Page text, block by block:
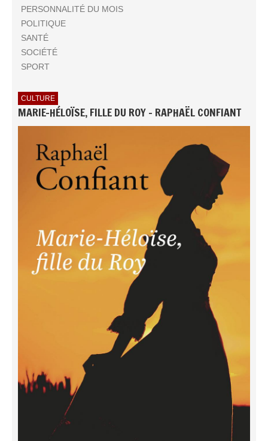
PERSONNALITÉ DU MOIS
POLITIQUE
SANTÉ
SOCIÉTÉ
SPORT
CULTURE
MARIE-HÉLOÏSE, FILLE DU ROY - RAPHAËL CONFIANT